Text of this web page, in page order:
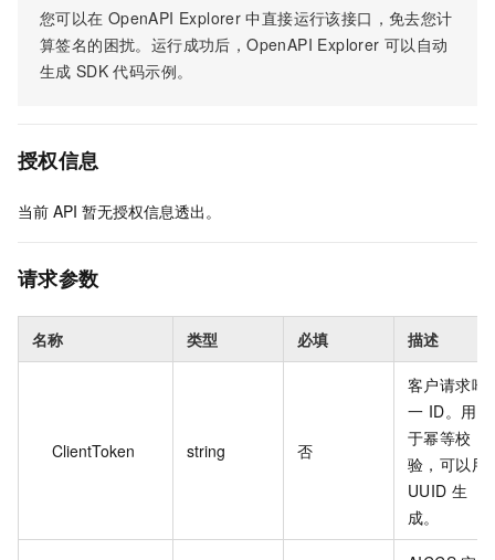
您可以在 OpenAPI Explorer 中直接运行该接口，免去您计
算签名的困扰。运行成功后，OpenAPI Explorer 可以自动
生成 SDK 代码示例。
授权信息
当前 API 暂无授权信息透出。
请求参数
名称 类型 必填 描述
ClientToken string 否
客户请求唯
一 ID。用
于幂等校
验，可以用
UUID 生
成。